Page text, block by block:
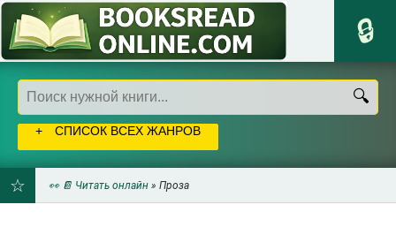
СПИСОК ВСЕХ ЖАНРОВ
👀 📔 Читать онлайн » Проза